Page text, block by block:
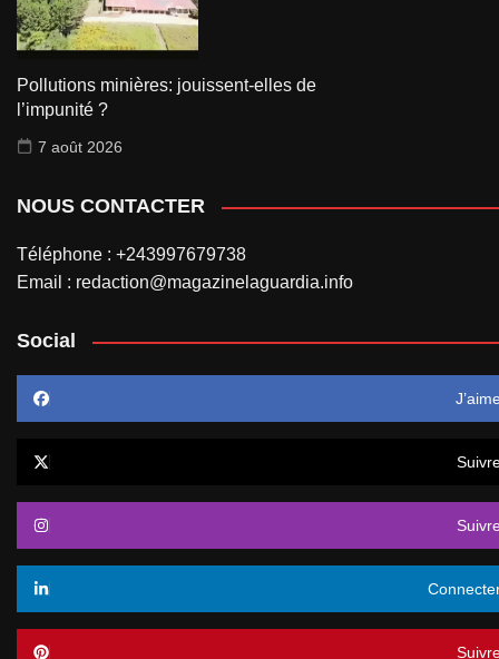
Pollutions minières: jouissent-elles de
l’impunité ?
7 août 2026
NOUS CONTACTER
Téléphone : +243997679738
Email : redaction@magazinelaguardia.info
Social